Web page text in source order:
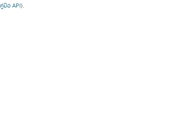
คู่มือ API).